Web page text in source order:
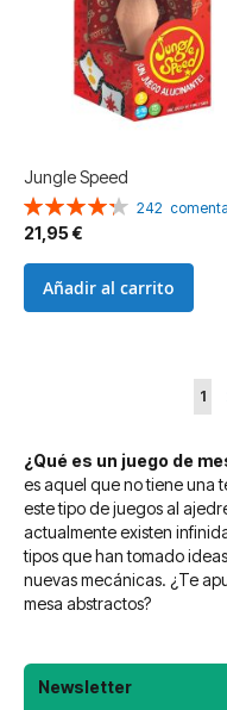
Jungle Speed
Valoración:
86%
242
21,95 €
Añadir al carrito
1
¿Qué es un juego de
es aquel que no tiene una
este tipo de juegos al
actualmente existen
tipos que han tomado
nuevas mecánicas. ¿Te
mesa abstractos?
Newsletter